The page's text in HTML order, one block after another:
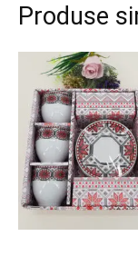
Produse